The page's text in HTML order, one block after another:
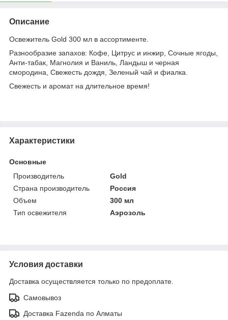
Описание
Освежитель Gold 300 мл в ассортименте.
Разнообразие запахов: Кофе, Цитрус и инжир, Сочные ягоды,
Анти-табак, Магнолия и Ваниль, Ландыш и черная
смородина, Свежесть дождя, Зеленый чай и фиалка.
Свежесть и аромат на длительное время!
Характеристики
Основные
Производитель
Gold
Страна производитель
Россия
Объем
300 мл
Тип освежителя
Аэрозоль
Условия доставки
Доставка осуществляется только по предоплате.
Самовывоз
Доставка Fazenda по Алматы